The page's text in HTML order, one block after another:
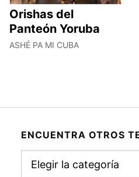
Orishas del
Panteón Yoruba
ASHÉ PA MI CUBA
ENCUENTRA OTROS
otros